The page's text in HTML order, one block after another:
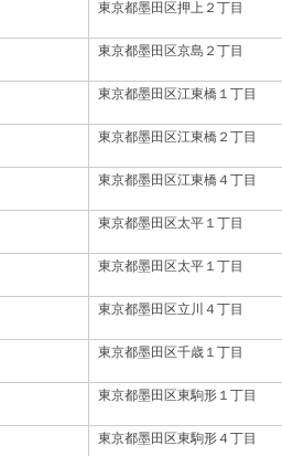
東京都墨田区押上２丁目
東京都墨田区京島２丁目
東京都墨田区江東橋１丁目
東京都墨田区江東橋２丁目
東京都墨田区江東橋４丁目
東京都墨田区太平１丁目
東京都墨田区太平１丁目
東京都墨田区立川４丁目
東京都墨田区千歳１丁目
東京都墨田区東駒形１丁目
東京都墨田区東駒形４丁目